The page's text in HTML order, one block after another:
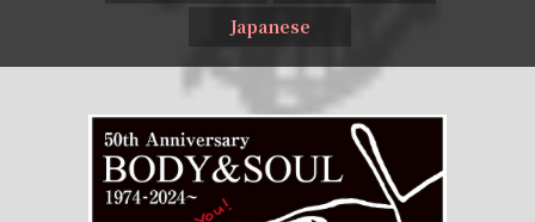
Japanese